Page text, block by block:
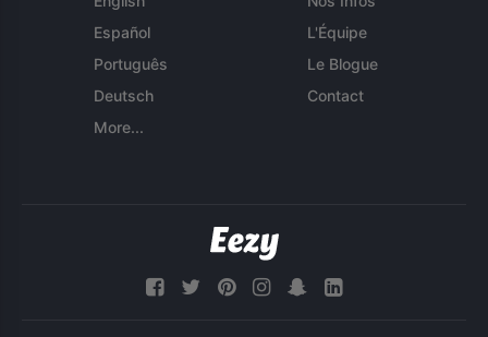
Español
Português
Deutsch
More...
L'Équipe
Le Blogue
Contact